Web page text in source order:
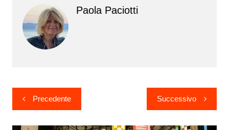
Paola Paciotti
Navigazione
articoli
Precedente Successivo